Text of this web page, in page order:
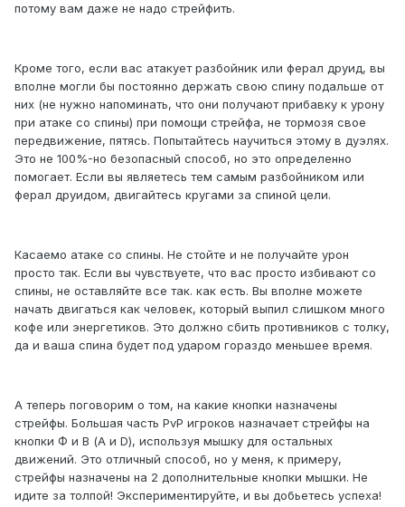
потому вам даже не надо стрейфить.
Кроме того, если вас атакует разбойник или ферал друид, вы
вполне могли бы постоянно держать свою спину подальше от
них (не нужно напоминать, что они получают прибавку к урону
при атаке со спины) при помощи стрейфа, не тормозя свое
передвижение, пятясь. Попытайтесь научиться этому в дуэлях.
Это не 100%-но безопасный способ, но это определенно
помогает. Если вы являетесь тем самым разбойником или
ферал друидом, двигайтесь кругами за спиной цели.
Касаемо атаке со спины. Не стойте и не получайте урон
просто так. Если вы чувствуете, что вас просто избивают со
спины, не оставляйте все так. как есть. Вы вполне можете
начать двигаться как человек, который выпил слишком много
кофе или энергетиков. Это должно сбить противников с толку,
да и ваша спина будет под ударом гораздо меньшее время.
А теперь поговорим о том, на какие кнопки назначены
стрейфы. Большая часть PvP игроков назначает стрейфы на
кнопки Ф и В (A и D), используя мышку для остальных
движений. Это отличный способ, но у меня, к примеру,
стрейфы назначены на 2 дополнительные кнопки мышки. Не
идите за толпой! Экспериментируйте, и вы добьетесь успеха!